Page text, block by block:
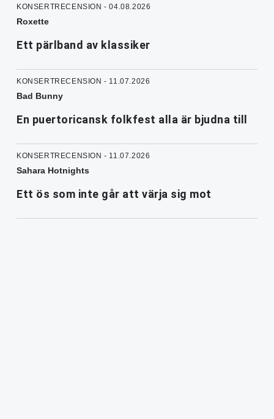
KONSERTRECENSION - 04.08.2026
Roxette
Ett pärlband av klassiker
KONSERTRECENSION - 11.07.2026
Bad Bunny
En puertoricansk folkfest alla är bjudna till
KONSERTRECENSION - 11.07.2026
Sahara Hotnights
Ett ös som inte går att värja sig mot